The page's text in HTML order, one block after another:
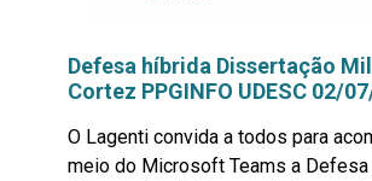
Defesa híbrida Dissertação
Cortez PPGINFO UDESC 02/
O Lagenti convida a todos para
meio do Microsoft Teams a Defesa